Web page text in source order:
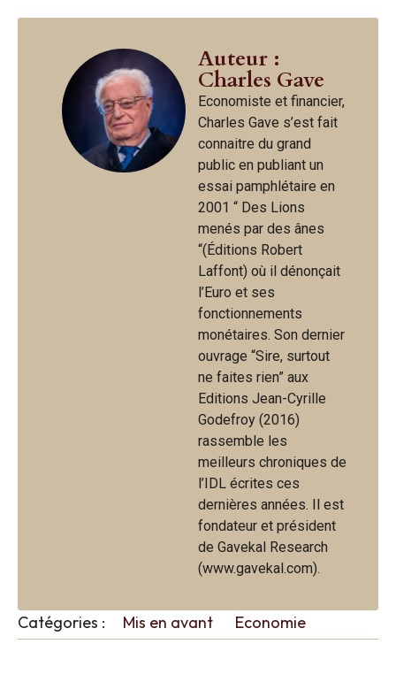
Auteur :
Charles Gave
Economiste et financier,
Charles Gave s’est fait
connaitre du grand
public en publiant un
essai pamphlétaire en
2001 “ Des Lions
menés par des ânes
“(Éditions Robert
Laffont) où il dénonçait
l’Euro et ses
fonctionnements
monétaires. Son dernier
ouvrage “Sire, surtout
ne faites rien” aux
Editions Jean-Cyrille
Godefroy (2016)
rassemble les
meilleurs chroniques de
l’IDL écrites ces
dernières années. Il est
fondateur et président
de Gavekal Research
(www.gavekal.com).
Catégories : Mis en avant Economie